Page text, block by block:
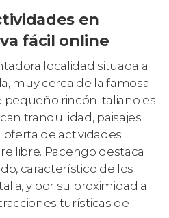
en
fácil online
localidad situada a
muy cerca de la famosa
pequeño rincón italiano es
tranquilidad, paisajes
de actividades
libre. Pacengo destaca
característico de los
y por su proximidad a
turísticas de